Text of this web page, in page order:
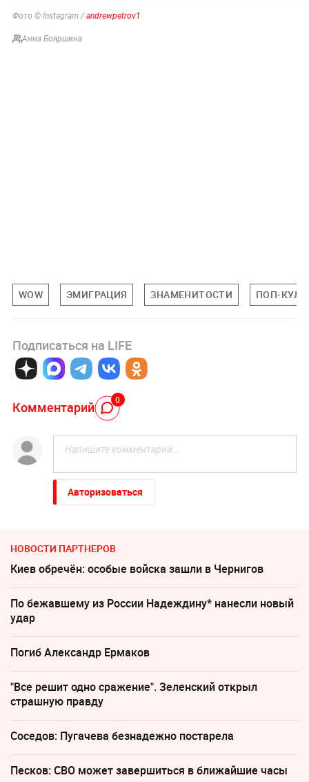
Фото © Instagram / andrewpetrov1
Анна Бояршина
WOW ЭМИГРАЦИЯ ЗНАМЕНИТОСТИ ПОП-
Подписаться на LIFE
Комментарий 0
Авторизоваться
НОВОСТИ ПАРТНЕРОВ
Киев обречён: особые войска зашли в Чернигов
По бежавшему из России Надеждину* нанесли новый
удар
Погиб Александр Ермаков
"Все решит одно сражение". Зеленский открыл
страшную правду
Соседов: Пугачева безнадежно постарела
Песков: СВО может завершиться в ближайшие часы